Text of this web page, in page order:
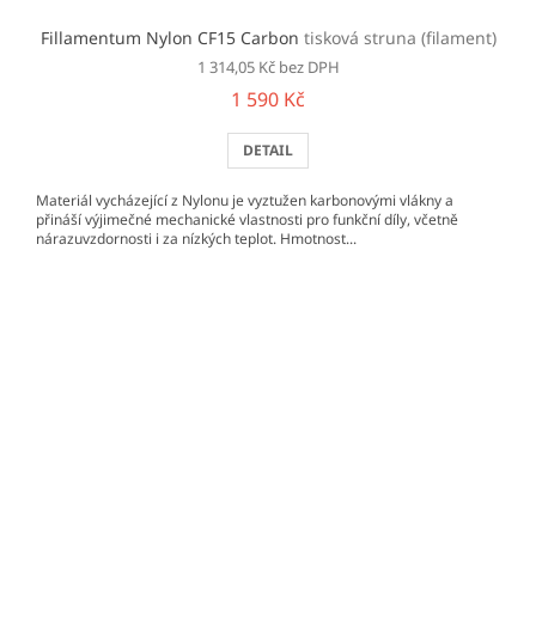
Fillamentum Nylon CF15 Carbon tisková struna (filament)
1 314,05 Kč bez DPH
1 590 Kč
DETAIL
Materiál vycházející z Nylonu je vyztužen karbonovými vlákny a
přináší výjimečné mechanické vlastnosti pro funkční díly, včetně
nárazuvzdornosti i za nízkých teplot. Hmotnost...